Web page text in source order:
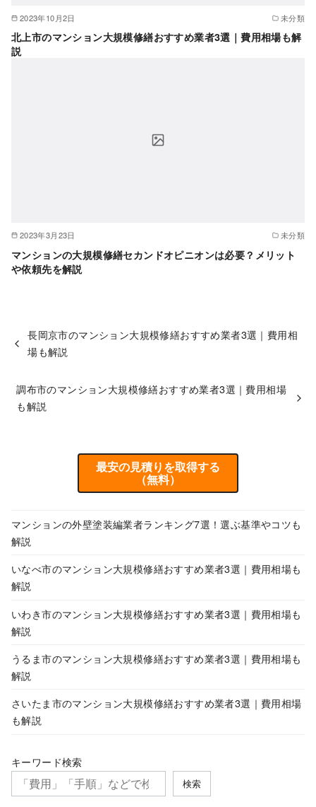
2023年10月2日 未分類
北上市のマンション大規模修繕おすすめ業者3選｜費用相場も解
説
2023年3月23日 未分類
マンションの大規模修繕セカンドオピニオンは必要？メリット
や依頼先を解説
長岡京市のマンション大規模修繕おすすめ業者3選｜費用相
場も解説
調布市のマンション大規模修繕おすすめ業者3選｜費用相場
も解説
最安の見積りを取得する
（無料）
マンションの外壁塗装編業者ランキング7選！選ぶ基準やコツも
解説
いなべ市のマンション大規模修繕おすすめ業者3選｜費用相場も
解説
いわき市のマンション大規模修繕おすすめ業者3選｜費用相場も
解説
うるま市のマンション大規模修繕おすすめ業者3選｜費用相場も
解説
さいたま市のマンション大規模修繕おすすめ業者3選｜費用相場
も解説
キーワード検索
検索